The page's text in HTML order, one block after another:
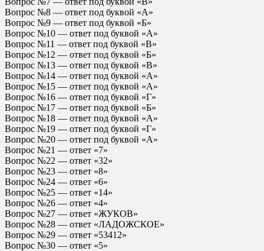
Вопрос №8 — ответ под буквой «А»
Вопрос №9 — ответ под буквой «Б»
Вопрос №10 — ответ под буквой «А»
Вопрос №11 — ответ под буквой «В»
Вопрос №12 — ответ под буквой «Б»
Вопрос №13 — ответ под буквой «В»
Вопрос №14 — ответ под буквой «А»
Вопрос №15 — ответ под буквой «А»
Вопрос №16 — ответ под буквой «Г»
Вопрос №17 — ответ под буквой «Б»
Вопрос №18 — ответ под буквой «А»
Вопрос №19 — ответ под буквой «Г»
Вопрос №20 — ответ под буквой «А»
Вопрос №21 — ответ «7»
Вопрос №22 — ответ «32»
Вопрос №23 — ответ «8»
Вопрос №24 — ответ «6»
Вопрос №25 — ответ «14»
Вопрос №26 — ответ «4»
Вопрос №27 — ответ «ЖУКОВ»
Вопрос №28 — ответ «ЛАДОЖСКОЕ»
Вопрос №29 — ответ «53412»
Вопрос №30 — ответ «5»